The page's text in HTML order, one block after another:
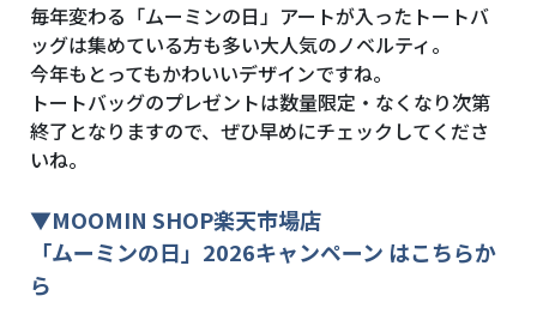
毎年変わる「ムーミンの日」アートが入ったトートバ
ッグは集めている方も多い大人気のノベルティ。
今年もとってもかわいいデザインですね。
トートバッグのプレゼントは数量限定・なくなり次第
終了となりますので、ぜひ早めにチェックしてくださ
いね。
▼MOOMIN SHOP楽天市場店
「ムーミンの日」2026キャンペーン はこちらか
ら